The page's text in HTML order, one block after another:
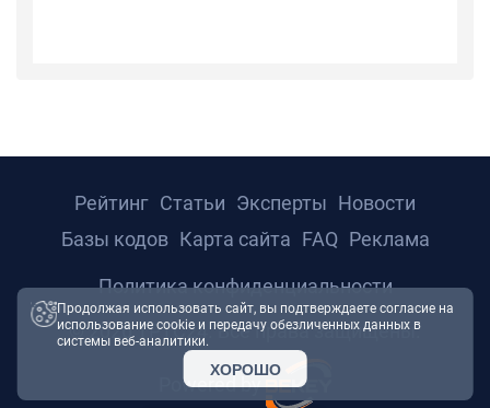
© 2026 ТРТС24. Все права защищены.
Powered by
Рейтинг Статьи Эксперты Новости
Базы кодов Карта сайта FAQ Реклама
Политика конфиденциальности
Продолжая использовать сайт, вы подтверждаете согласие на
использование cookie и передачу обезличенных данных в
системы веб-аналитики.
ХОРОШО